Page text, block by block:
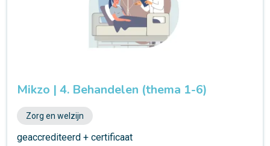
Mikzo | 4. Behandelen (thema 1-6)
Zorg en welzijn
geaccrediteerd + certificaat